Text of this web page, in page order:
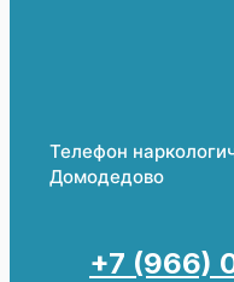
Телефон
Домодедово
+7 (966)